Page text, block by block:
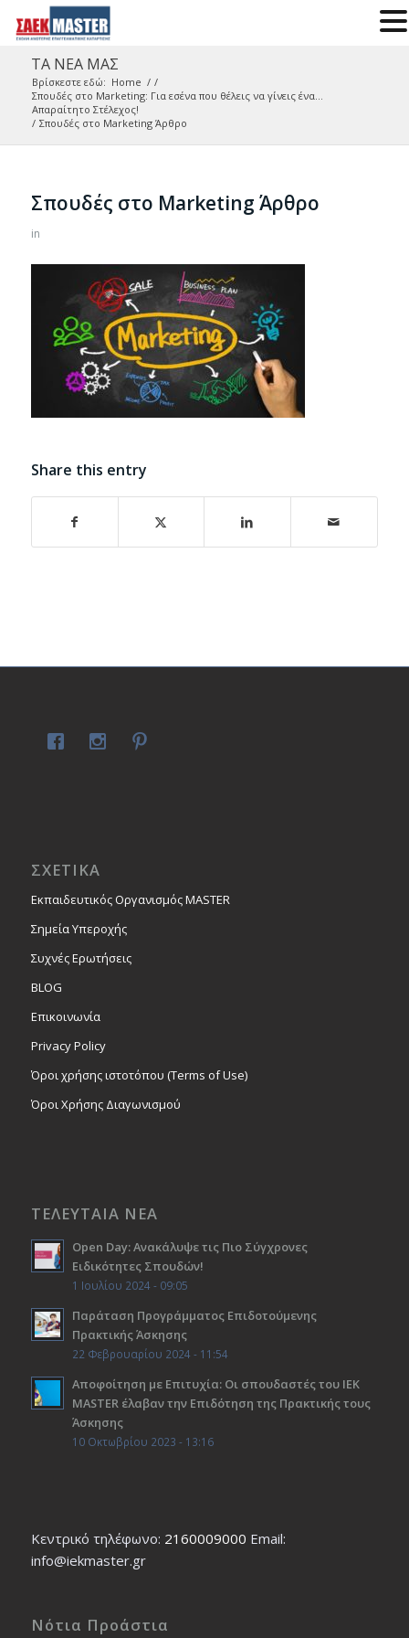
ΤΑ ΝΕΑ ΜΑΣ
Βρίσκεστε εδώ: Home / /
Σπουδές στο Marketing: Για εσένα που θέλεις να γίνεις ένα…
Απαραίτητο Στέλεχος!
/ Σπουδές στο Marketing Άρθρο
Σπουδές στο Marketing Άρθρο
in
Share this entry
ΣΧΕΤΙΚΑ
Εκπαιδευτικός Οργανισμός MASTER
Σημεία Υπεροχής
Συχνές Ερωτήσεις
BLOG
Επικοινωνία
Privacy Policy
Όροι χρήσης ιστοτόπου (Terms of Use)
Όροι Χρήσης Διαγωνισμού
ΤΕΛΕΥΤΑΙΑ ΝΕΑ
Open Day: Ανακάλυψε τις Πιο Σύγχρονες
Ειδικότητες Σπουδών!
1 Ιουλίου 2024 - 09:05
Παράταση Προγράμματος Επιδοτούμενης
Πρακτικής Άσκησης
22 Φεβρουαρίου 2024 - 11:54
Αποφοίτηση με Επιτυχία: Οι σπουδαστές του ΙΕΚ
ΜΑSTER έλαβαν την Επιδότηση της Πρακτικής τους
Άσκησης
10 Οκτωβρίου 2023 - 13:16
Κεντρικό τηλέφωνο: 2160009000 Εmail:
info@iekmaster.gr
Νότια Προάστια